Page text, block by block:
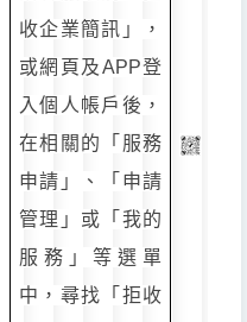
收企業簡訊」，
或網頁及APP登
入個人帳戶後，
在相關的「服務
申請」、「申請
管理」或「我的
服務」等選單
中，尋找「拒收